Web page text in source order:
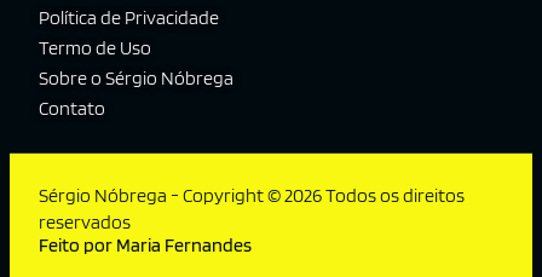
Política de Privacidade
Termo de Uso
Sobre o Sérgio Nóbrega
Contato
Sérgio Nóbrega - Copyright © 2026 Todos os direitos
reservados
Feito por Maria Fernandes